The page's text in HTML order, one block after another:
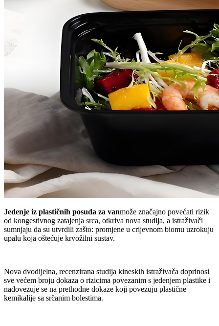
Jedenje iz plastičnih posuda za vanmože značajno povećati rizik
od kongestivnog zatajenja srca, otkriva nova studija, a istraživači
sumnjaju da su utvrdili zašto: promjene u crijevnom biomu uzrokuju
upalu koja oštećuje krvožilni sustav.
Nova dvodijelna, recenzirana studija kineskih istraživača doprinosi
sve većem broju dokaza o rizicima povezanim s jedenjem plastike i
nadovezuje se na prethodne dokaze koji povezuju plastične
kemikalije sa srčanim bolestima.